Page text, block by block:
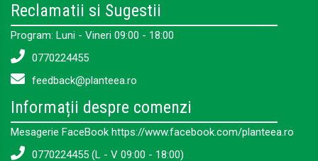
Reclamatii si Sugestii
Program: Luni - Vineri 09:00 - 18:00
0770224455
feedback@planteea.ro
Informații despre comenzi
Mesagerie FaceBook https://www.facebook.com/planteea.ro
0770224455 (L - V 09:00 - 18:00)